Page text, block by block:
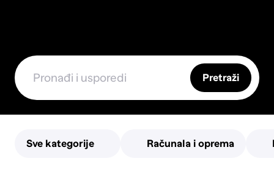
Pretraži
Sve kategorije Računala i oprema